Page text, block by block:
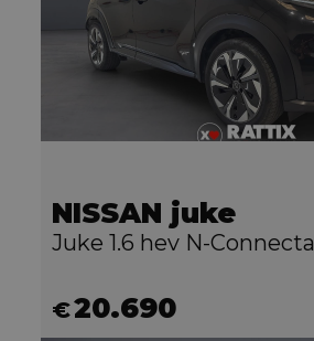
NISSAN juke
Juke 1.6 hev N-Connecta
€20.690